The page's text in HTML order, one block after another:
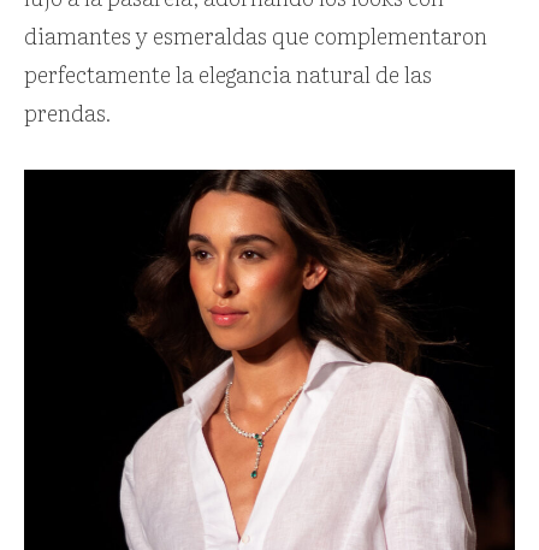
diamantes y esmeraldas que complementaron
perfectamente la elegancia natural de las
prendas.